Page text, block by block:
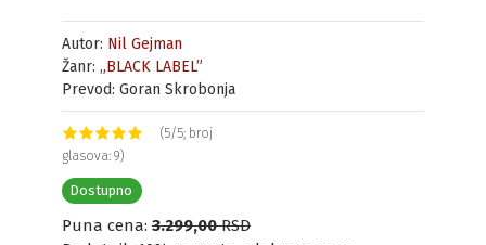
Autor: Nil Gejman
Žanr: „BLACK LABEL”
Prevod: Goran Skrobonja
(5/5; broj
glasova: 9)
Dostupno
Puna cena: 3.299,00RSD